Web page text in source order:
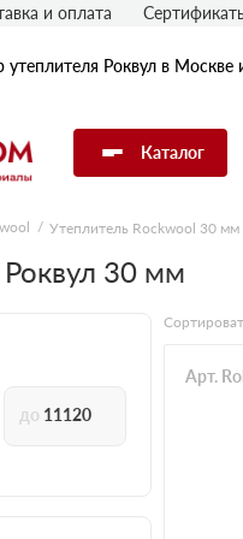
Роквул в Москве
Каталог
Rockwool
Технониколь
и оплата
Утеплитель Rockwool 30 мм
30 мм
Арт.